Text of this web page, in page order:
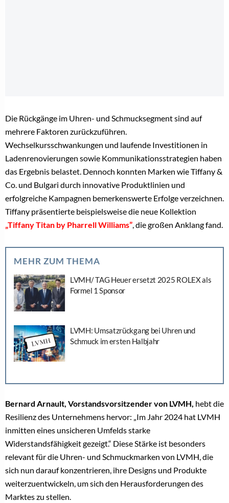
Die Rückgänge im Uhren- und Schmucksegment sind auf
mehrere Faktoren zurückzuführen.
Wechselkursschwankungen und laufende Investitionen in
Ladenrenovierungen sowie Kommunikationsstrategien haben
das Ergebnis belastet. Dennoch konnten Marken wie Tiffany &
Co. und Bulgari durch innovative Produktlinien und
erfolgreiche Kampagnen bemerkenswerte Erfolge verzeichnen.
Tiffany präsentierte beispielsweise die neue Kollektion
„Tiffany Titan by Pharrell Williams”, die großen Anklang fand.
MEHR ZUM THEMA
LVMH/ TAG Heuer ersetzt 2025 ROLEX als
Formel 1 Sponsor
LVMH: Umsatzrückgang bei Uhren und
Schmuck im ersten Halbjahr
Bernard Arnault, Vorstandsvorsitzender von LVMH, hebt die
Resilienz des Unternehmens hervor: „Im Jahr 2024 hat LVMH
inmitten eines unsicheren Umfelds starke
Widerstandsfähigkeit gezeigt.“ Diese Stärke ist besonders
relevant für die Uhren- und Schmuckmarken von LVMH, die
sich nun darauf konzentrieren, ihre Designs und Produkte
weiterzuentwickeln, um sich den Herausforderungen des
Marktes zu stellen.